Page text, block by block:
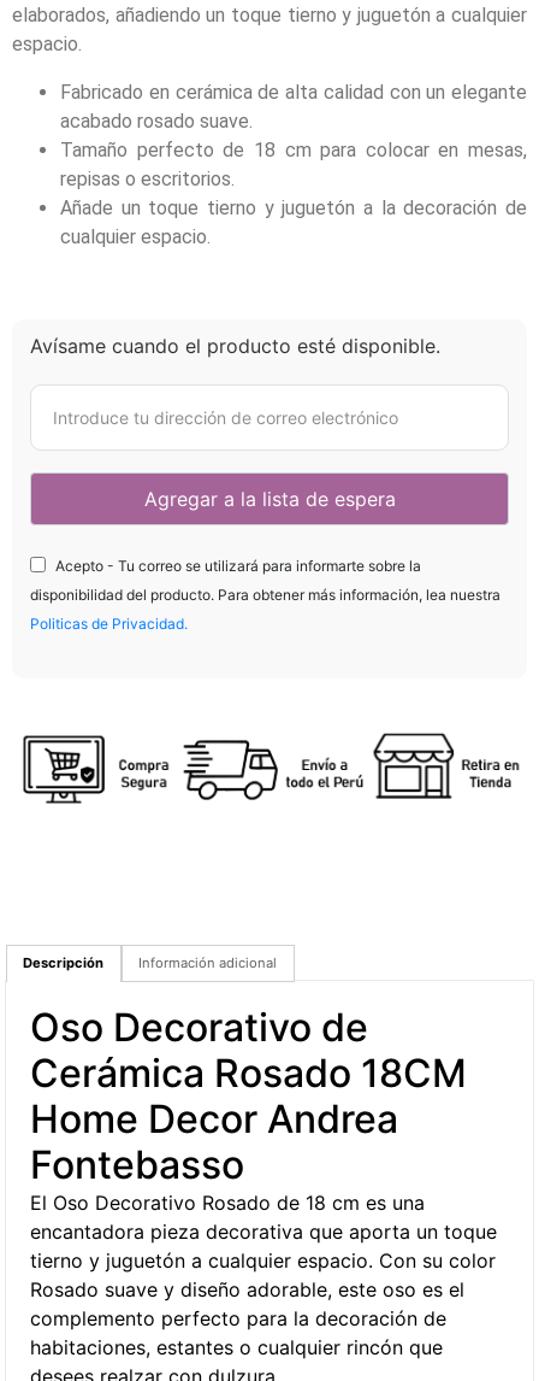
elaborados, añadiendo un toque tierno y juguetón a cualquier
espacio.
Fabricado en cerámica de alta calidad con un elegante
acabado rosado suave.
Tamaño perfecto de 18 cm para colocar en mesas,
repisas o escritorios.
Añade un toque tierno y juguetón a la decoración de
cualquier espacio.
Avísame cuando el producto esté disponible.
Acepto - Tu correo se utilizará para informarte sobre la
disponibilidad del producto. Para obtener más información, lea nuestra
Politicas de Privacidad.
Descripción Información adicional
Oso Decorativo de
Cerámica Rosado 18CM
Home Decor Andrea
Fontebasso
El Oso Decorativo Rosado de 18 cm es una
encantadora pieza decorativa que aporta un toque
tierno y juguetón a cualquier espacio. Con su color
Rosado suave y diseño adorable, este oso es el
complemento perfecto para la decoración de
habitaciones, estantes o cualquier rincón que